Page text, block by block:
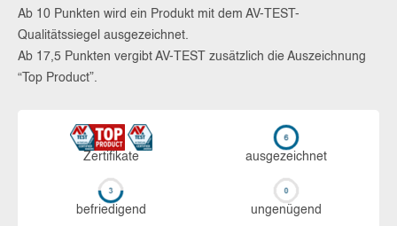
Ab 10 Punkten wird ein Produkt mit dem AV-TEST-
Qualitätssiegel ausgezeichnet.
Ab 17,5 Punkten vergibt AV-TEST zusätzlich die Auszeichnung
“Top Product”.
Zerti­fikate aus­ge­zeich­net
be­frie­di­gend un­ge­nü­gend